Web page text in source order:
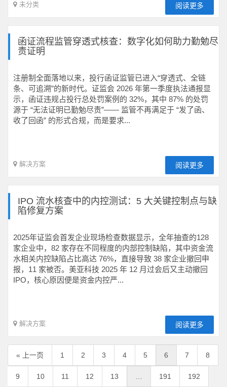
未分类 阅读更多
函证流程监管穿透式核查：数字化如何助力勤勉尽
责证明
注册制全面落地以来，投行函证监管已进入“穿透式、全链
条、可追溯”的新时代。证监会 2026 年第一季度执法通报显
示，函证违规占投行总处罚案例的 32%，其中 87% 的处罚
源于 “无法证明已勤勉尽责”—— 监管不再满足于 “发了函、
收了回函” 的形式合规，而是要求...
解决方案 阅读更多
IPO 流水核查中的内控测试：5 大关键控制点与缺
陷修复方案
2025年证监会首发企业现场检查数据显示，全年抽查的128
家企业中，82 家存在不同程度的内部控制缺陷，其中资金流
水相关内控缺陷占比高达 76%，直接导致 38 家企业撤回申
报，11 家被否。美亚科技 2025 年 12 月过会后又主动撤回
IPO，核心原因便是资金内控严...
解决方案 阅读更多
« 上一页 1 2 3 4 5 6 7 8
9 10 11 12 13 191 192